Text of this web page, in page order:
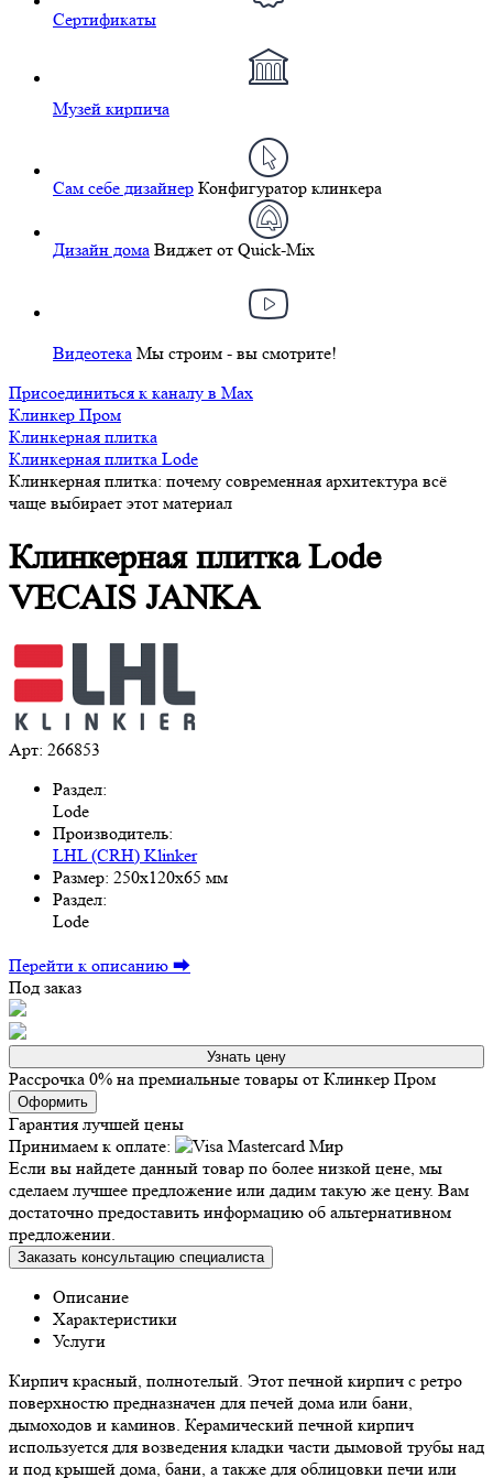
Сертификаты
Музей кирпича
Сам себе дизайнер Конфигуратор клинкера
Дизайн дома Виджет от Quick-Mix
Видеотека Мы строим - вы смотрите!
Присоединиться к каналу в Max
Клинкер Пром
Клинкерная плитка
Клинкерная плитка Lode
Клинкерная плитка: почему современная архитектура всё
чаще выбирает этот материал
Клинкерная плитка Lode
VECAIS JANKA
Арт: 266853
Раздел:
Lode
Производитель:
LHL (CRH) Klinker
Размер: 250x120x65 мм
Раздел:
Lode
Перейти к описанию ⮕
Под заказ
Узнать цену
Рассрочка 0% на премиальные товары от Клинкер Пром
Оформить
Гарантия лучшей цены
Принимаем к оплате:
Если вы найдете данный товар по более низкой цене, мы
сделаем лучшее предложение или дадим такую же цену. Вам
достаточно предоставить информацию об альтернативном
предложении.
Заказать консультацию специалиста
Описание
Характеристики
Услуги
Кирпич красный, полнотелый. Этот печной кирпич с ретро
поверхностю предназначен для печей дома или бани,
дымоходов и каминов. Керамический печной кирпич
используется для возведения кладки части дымовой трубы над
и под крышей дома, бани, а также для облицовки печи или